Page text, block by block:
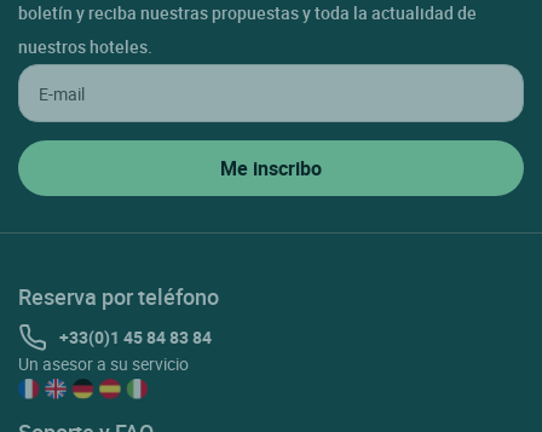
boletín y reciba nuestras propuestas y toda la actualidad de
nuestros hoteles.
Reserva por teléfono
+33(0)1 45 84 83 84
Un asesor a su servicio